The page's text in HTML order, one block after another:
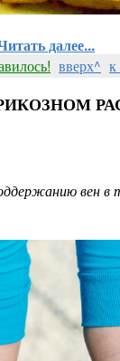
далее...
вверх^ к
вен в